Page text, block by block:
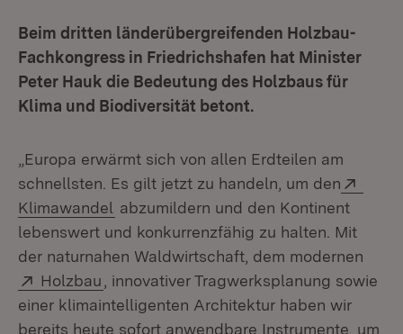
Beim dritten länderübergreifenden Holzbau-
Fachkongress in Friedrichshafen hat Minister
Peter Hauk die Bedeutung des Holzbaus für
Klima und Biodiversität betont.
„Europa erwärmt sich von allen Erdteilen am
schnellsten. Es gilt jetzt zu handeln, um den
Klimawandel (Öffnet in neuem Fenster)
abzumildern und den Kontinent
lebenswert und konkurrenzfähig zu halten. Mit
der naturnahen Waldwirtschaft, dem modernen
Extern:
Holzbau (Öffnet in neuem Fenster)
, innovativer Tragwerksplanung sowie
einer klimaintelligenten Architektur haben wir
bereits heute sofort anwendbare Instrumente, um